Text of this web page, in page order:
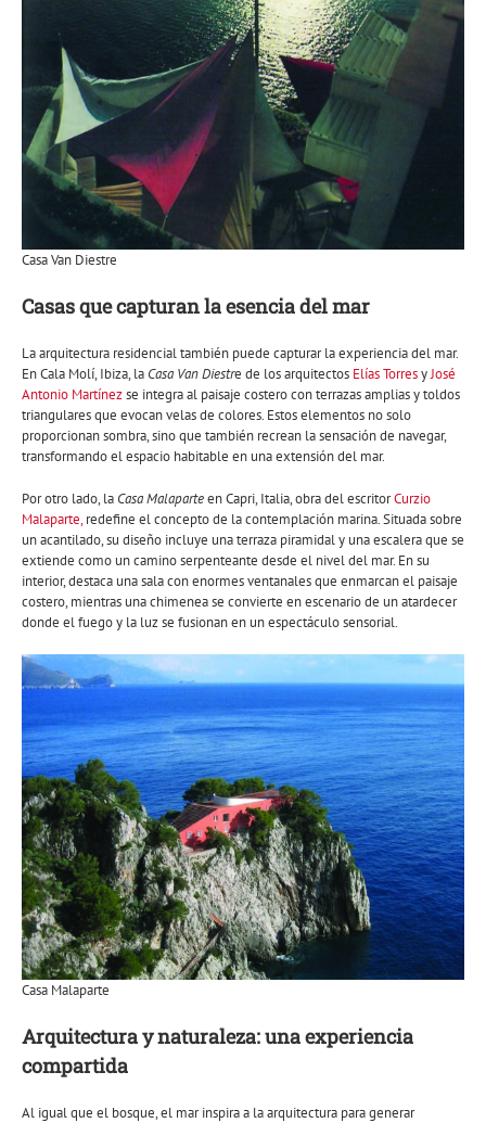
Casa Van Diestre
Casas que capturan la esencia del mar
La arquitectura residencial también puede capturar la experiencia del mar.
En Cala Molí, Ibiza, la Casa Van Diestre de los arquitectos Elías TorresyJosé
Antonio Martínezse integra al paisaje costero con terrazas amplias y toldos
triangulares que evocan velas de colores. Estos elementos no solo
proporcionan sombra, sino que también recrean la sensación de navegar,
transformando el espacio habitable en una extensión del mar.
Por otro lado, la Casa Malaparteen Capri, Italia, obra del escritorCurzio
Malaparte,redefine el concepto de la contemplación marina. Situada sobre
un acantilado, su diseño incluye una terraza piramidal y una escalera que se
extiende como un camino serpenteante desde el nivel del mar. En su
interior, destaca una sala con enormes ventanales que enmarcan el paisaje
costero, mientras una chimenea se convierte en escenario de un atardecer
donde el fuego y la luz se fusionan en un espectáculo sensorial.
Casa Malaparte
Arquitectura y naturaleza: una experiencia
compartida
Al igual que el bosque, el mar inspira a la arquitectura para generar